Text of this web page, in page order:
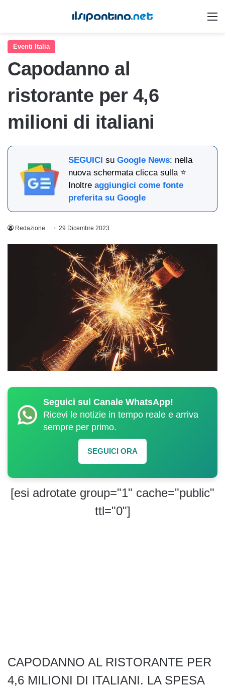
Eventi Italia
Capodanno al
ristorante per 4,6
milioni di italiani
SEGUICI suGoogle News: nella
nuova schermata clicca sulla ⭐
Inoltreaggiungici come fonte
preferita su Google
Redazione 29 Dicembre 2023
Seguici sul Canale WhatsApp!
Ricevi le notizie in tempo reale e arriva
sempre per primo.
SEGUICI ORA
[esi adrotate group="1" cache="public"
ttl="0"]
CAPODANNO AL RISTORANTE PER
4,6 MILIONI DI ITALIANI. LA SPESA